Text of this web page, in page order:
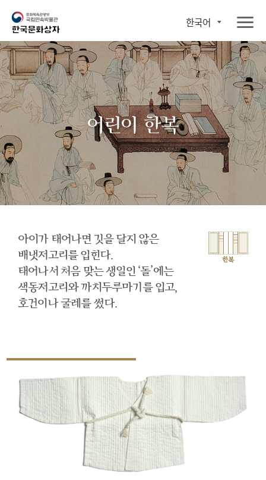
한국어
어린이 한복
아이가 태어나면 깃을 달지 않은
배냇저고리를 입힌다.
태어나서 처음 맞는 생일인 ‘돌’에는
색동저고리와 까치두루마기를 입고,
호건이나 굴레를 썼다.
한복